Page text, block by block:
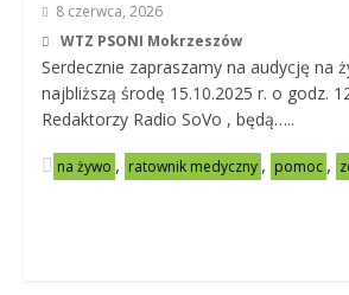
8 czerwca, 2026
WTZ PSONI Mokrzeszów
Serdecznie zapraszamy na audycję na
najbliższą środę 15.10.2025 r. o godz.
Redaktorzy Radio SoVo , będą…..
na żywo , ratownik medyczny , pomoc ,